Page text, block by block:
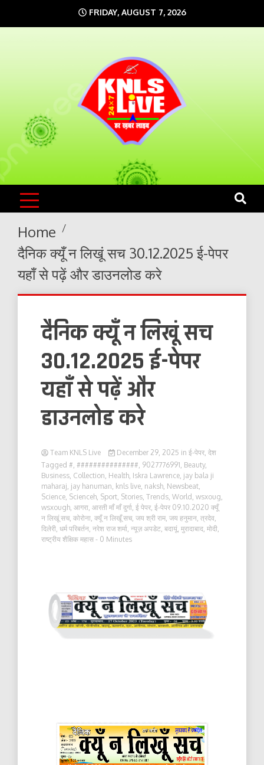
to
FRIDAY, AUGUST 7, 2026
KNLS LIVE
India`s No.1 News Portal
Home
दैनिक क्यूँ न लिखूं सच 30.12.2025 ई-पेपर
यहाँ से पढ़ें और डाउनलोड करे
दैनिक क्यूँ न लिखूं सच
30.12.2025 ई-पेपर
यहाँ से पढ़ें और
डाउनलोड करे
Team KNLS Live December 29, 2025 in ई-पेपर, देश
Tagged #, ###############, 9027776991, Beauty,
Business, Collection, Health, Iskra Lawrence, jay bala ji
maharaj, jay hanuman, knls live, naksh, Newsbeat,
Science, Scienceh, Sport, Stories, Trends, World , wsxoug,
wsxough, आगरा, आरती माँ माँ दुर्गा, ई पेपर, ई-पेपर 09.10.2020 क्यूँ
न लिखूं सच, कोरोना, क्यूँ न लिखूँ सच, जय श्री राम, जय हनुमान, त्रदेव,
दिलेरी, धर्म परिबर्तन, नरेश राज शर्मा, न्यूज़ अपडेट, बदायूं, मुरादाबाद, मोदी,
राष्ट्रीय शैक्षिक महास - 0 Minutes